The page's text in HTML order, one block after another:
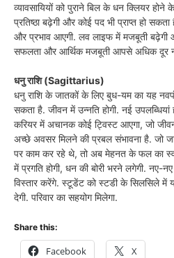
व्यावसायियों को पुराने बिल के धन क्लियर
प्रतिष्ठा बढ़ेगी और कोई पद भी प्राप्त हो
और प्रभाव आएगी. लव लाइफ में मजबूती बढ़ेगी
सफलता और आर्थिक मजबूती आपसे अधिक दूर
धनु राशि (Sagittarius)
धनु राशि के जातकों के लिए बुध-यम का यह
सकता है. जीवन में उन्नति होगी. नई
करियर में अचानक कोई ट्विस्ट आएगा, जो
अच्छे अवसर मिलने की प्रबल संभावना है. जो
पर काम कर रहे थे, तो अब मेहनत के फल का
में प्रगति होगी, धन की बोरी भरने लगेगी. नए-
विस्तार करेंगे. स्टूडेंट को स्टडी के सिलसिले में
देगी. परिवार का सहयोग मिलेगा.
Share this:
Facebook X